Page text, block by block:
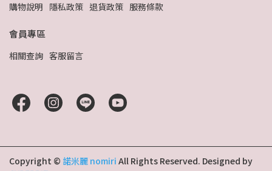
購物說明 隱私政策 退貨政策 服務條款
會員專區
相關查詢 客服留言
Copyright © 諾米麗 nomiri All Rights Reserved. Designed by